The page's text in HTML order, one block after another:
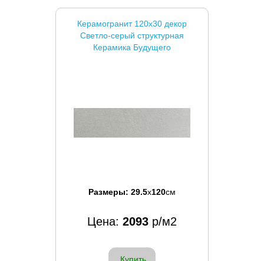
Керамогранит 120x30 декор
Светло-серый структурная
Керамика Будущего
Размеры: 29.5x120см
Цена: 2093 р/м2
Купить